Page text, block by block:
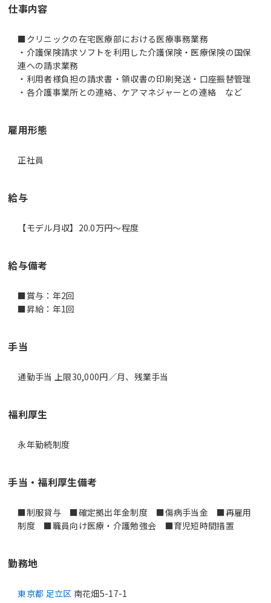
仕事内容
■クリニックの在宅医療部における医療事務業務
・介護保険請求ソフトを利用した介護保険・医療保険の国保
連への請求業務
・利用者様負担の請求書・領収書の印刷発送・口座振替管理
・各介護事業所との連絡、ケアマネジャーとの連絡 など
雇用形態
正社員
給与
【モデル月収】20.0万円〜程度
給与備考
■賞与：年2回
■昇給：年1回
手当
通勤手当 上限30,000円／月、残業手当
福利厚生
永年勤続制度
手当・福利厚生備考
■制服貸与 ■確定拠出年金制度 ■傷病手当金 ■再雇用
制度 ■職員向け医療・介護勉強会 ■育児短時間措置
勤務地
東京都 足立区 南花畑5-17-1